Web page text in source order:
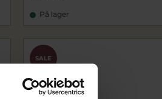
På lager
SALE